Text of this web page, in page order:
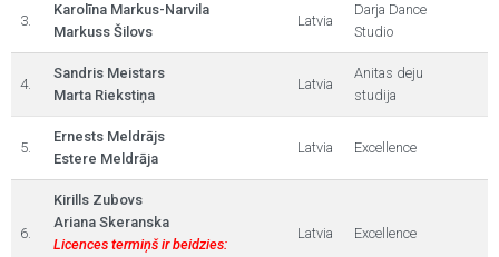
3.
Karolīna Markus-Narvila
Markuss Šilovs
Latvia
Darja Dance
Studio
4.
Sandris Meistars
Marta Riekstiņa
Latvia
Anitas deju
studija
5.
Ernests Meldrājs
Estere Meldrāja
Latvia Excellence
6.
Kirills Zubovs
Ariana Skeranska
Licences termiņš ir beidzies:
Latvia Excellence